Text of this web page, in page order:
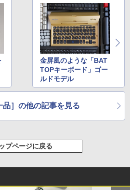
金屏風のような「BAT
TOPキーボード」ゴー
ルドモデル
品］の他の記事を見る
プページに戻る